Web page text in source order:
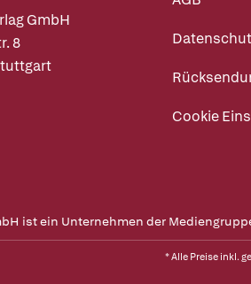
GmbH
8
Cookie
ist ein Unternehmen der
* Alle Preise inkl.